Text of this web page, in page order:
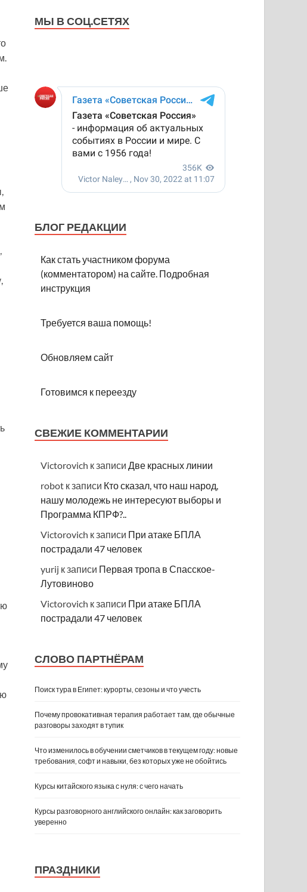
МЫ В СОЦ.СЕТЯХ
БЛОГ РЕДАКЦИИ
Как стать участником форума
(комментатором) на сайте. Подробная
инструкция
Требуется ваша помощь!
Обновляем сайт
Готовимся к переезду
СВЕЖИЕ КОММЕНТАРИИ
Victorovich к записи Две красных линии
robot к записи Кто сказал, что наш народ,
нашу молодежь не интересуют выборы и
Программа КПРФ?..
Victorovich к записи При атаке БПЛА
пострадали 47 человек
yurij к записи Первая тропа в Спасское-
Лутовиново
Victorovich к записи При атаке БПЛА
пострадали 47 человек
СЛОВО ПАРТНЁРАМ
Поиск тура в Египет: курорты, сезоны и что учесть
Почему провокативная терапия работает там, где обычные
разговоры заходят в тупик
Что изменилось в обучении сметчиков в текущем году: новые
требования, софт и навыки, без которых уже не обойтись
Курсы китайского языка с нуля: с чего начать
Курсы разговорного английского онлайн: как заговорить
уверенно
ПРАЗДНИКИ